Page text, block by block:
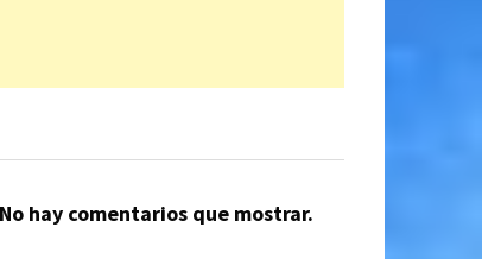
No hay comentarios que mostrar.